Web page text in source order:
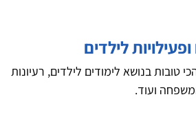
לילדים
טובות בנושא לימודים לילדים, רעיונות
ועוד.